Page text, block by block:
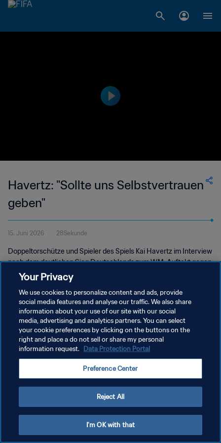
Havertz: "Sollte uns Selbstvertrauen
geben"
15. Juni 2026 28Sekunde
Doppeltorschütze und Spieler des Spiels Kai Havertz im Interview
nach dem deutlichen Sieg Deutschlands zum WM-Auftakt gegen
Curaçao.
DATENSCHUTZ
NUTZUNGSBEDINGUNGEN
COOKIE-EINSTELLUNGEN VERWALTEN
Your Privacy
We use cookies to personalize content and ads, provide
social media features and analyse our traffic. We also share
information about your use of our site with our social
media, advertising and analytics partners. You can select
your cookie preferences by clicking on the buttons on the
right and place a do not sell or share my personal
information request. Data Protection Portal
Preference Center
Reject All
I'm OK with that